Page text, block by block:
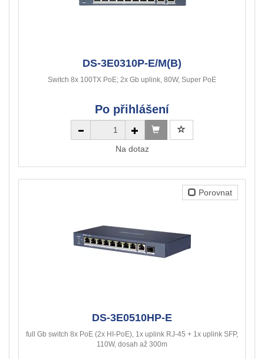
DS-3E0310P-E/M(B)
Switch 8x 100TX PoE; 2x Gb uplink, 80W, Super PoE
Po přihlášení
Na dotaz
Porovnat
DS-3E0510HP-E
full Gb switch 8x PoE (2x HI-PoE), 1x uplink RJ-45 + 1x uplink SFP,
110W, dosah až 300m